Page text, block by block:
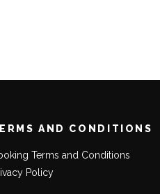
AND CONDITIONS
Terms and Conditions
Policy